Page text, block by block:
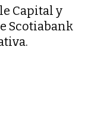
Capital y
Scotiabank